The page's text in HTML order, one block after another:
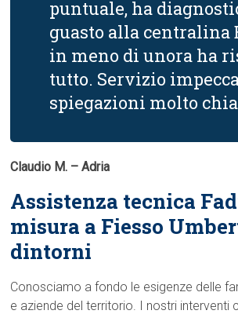
puntuale, ha
guasto alla centralina
in meno di unora ha
tutto. Servizio
spiegazioni molto
Claudio M. – Adria
Assistenza tecnica
misura a Fiesso
dintorni
Conosciamo a fondo le esigenze delle
e aziende del territorio. I nostri interventi